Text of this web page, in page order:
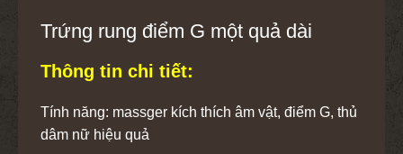
Trứng rung điểm G một quả dài
Thông tin chi tiết:
Tính năng: massger kích thích âm vật, điểm G, thủ
dâm nữ hiệu quả